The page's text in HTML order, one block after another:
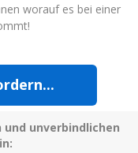
worauf es bei einer
unverbindlichen